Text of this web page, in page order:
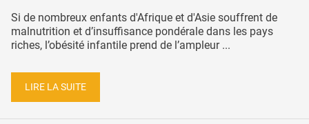
Si de nombreux enfants d'Afrique et d'Asie souffrent de
malnutrition et d’insuffisance pondérale dans les pays
riches, l’obésité infantile prend de l’ampleur ...
LIRE LA SUITE